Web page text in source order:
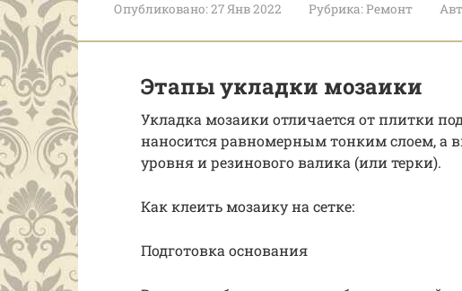
Опубликовано:27 Янв 2022 Рубрика:Ремонт
Этапы укладки мозаики
Укладка мозаики отличается от плитки
наносится равномерным тонким слоем, а
уровня и резинового валика (или терки).
Как клеить мозаику на сетке:
Подготовка основания